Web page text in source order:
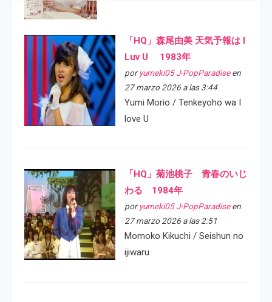
「HQ」森尾由美 天気予報は I
Luv U 1983年
por yumeki05 J-PopParadiseen
27 marzo 2026 a las 3:44
Yumi Morio / Tenkeyoho wa I
love U
「HQ」菊池桃子 青春のいじ
わる 1984年
por yumeki05 J-PopParadiseen
27 marzo 2026 a las 2:51
Momoko Kikuchi / Seishun no
ijiwaru